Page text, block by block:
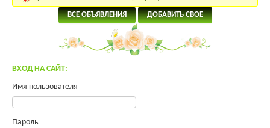
Племенные Нетели
Нетели Черно-пестрой породы
КРС Казахской Белоголовой породы
Нетели породы Абердин Ангус
Нубийский козлик
Яйцо инкубационное Юрловская, Павловская
Продам молодых петухов Малинов Михелинская кукушка
ВСЕ ОБЪЯВЛЕНИЯ ДОБАВИТЬ СВОЕ
ВХОД НА САЙТ:
Имя пользователя
Пароль